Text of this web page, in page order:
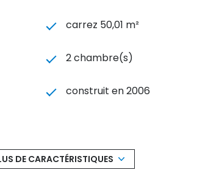
carrez 50,01 m²
2 chambre(s)
construit en 2006
2 niveau(x)
DE CARACTÉRISTIQUES